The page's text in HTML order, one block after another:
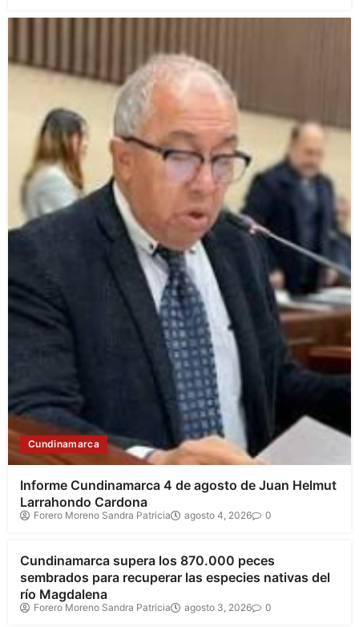
Cundinamarca
Informe Cundinamarca 4 de agosto de Juan Helmut
Larrahondo Cardona
Forero Moreno Sandra Patricia agosto 4, 2026 0
Cundinamarca
Cundinamarca supera los 870.000 peces
sembrados para recuperar las especies nativas del
río Magdalena
Forero Moreno Sandra Patricia agosto 3, 2026 0
Cundinamarca